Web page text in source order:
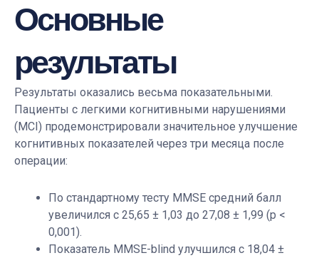
Основные
результаты
Результаты оказались весьма показательными.
Пациенты с легкими когнитивными нарушениями
(MCI) продемонстрировали значительное улучшение
когнитивных показателей через три месяца после
операции:
По стандартному тесту MMSE средний балл
увеличился с 25,65 ± 1,03 до 27,08 ± 1,99 (p <
0,001).
Показатель MMSE-blind улучшился с 18,04 ±